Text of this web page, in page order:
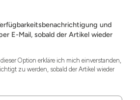
und
E-Mail, sobald der Artikel wieder
Option erkläre ich mich einverstanden,
zu werden, sobald der Artikel wieder